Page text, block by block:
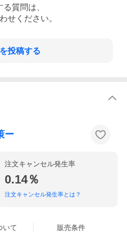
る質問は、
せください。
投稿する
ー
注文キャンセル発生率
0.14％
注文キャンセル発生率とは？
いて 販売条件